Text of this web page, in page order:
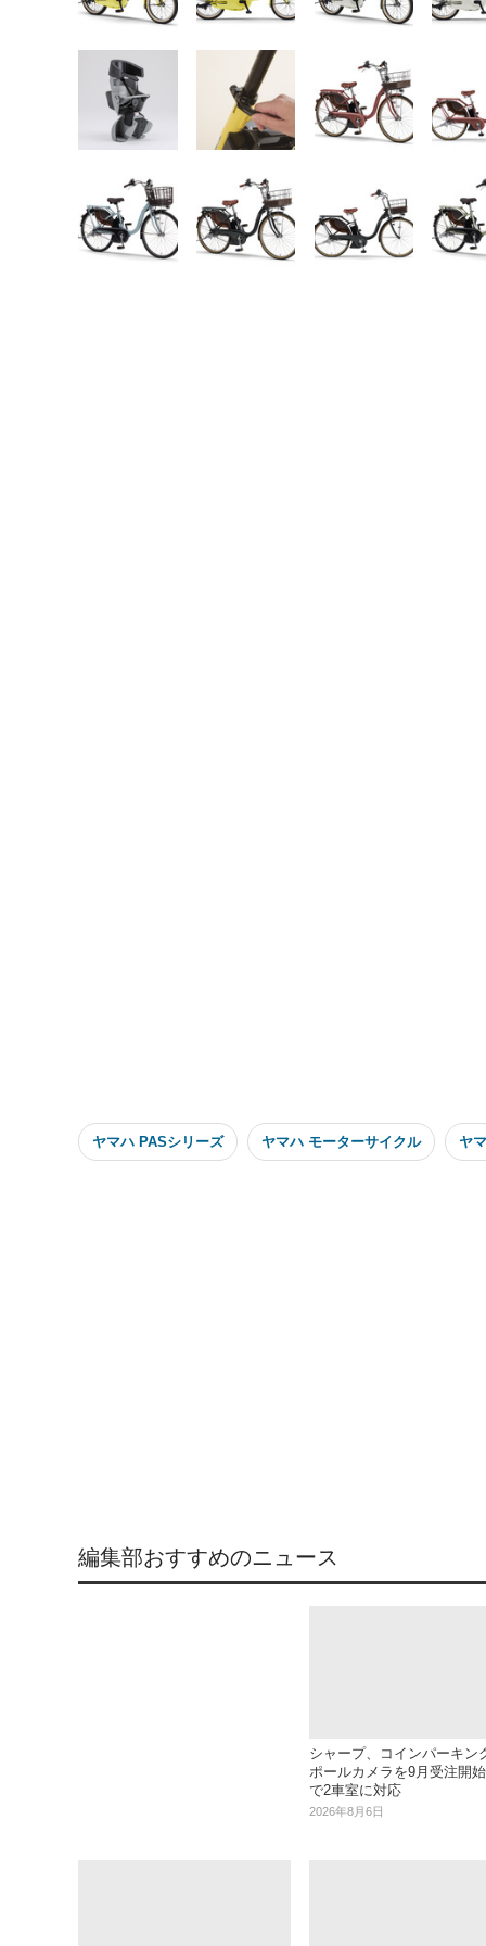
ヤマハ PASシリーズ ヤマハ モーターサイクル ヤ
編集部おすすめのニュース
シャープ、コインパーキン
ポールカメラを9月受注開
で2車室に対応
2026年8月6日